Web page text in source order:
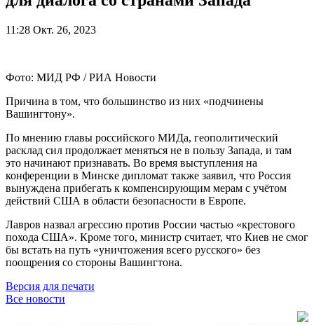
11:28 Окт. 26, 2023
Фото: МИД РФ / РИА Новости
Причина в том, что большинство из них «подчинены
Вашингтону».
По мнению главы российского МИДа, геополитический
расклад сил продолжает меняться не в пользу Запада, и там
это начинают признавать. Во время выступления на
конференции в Минске дипломат также заявил, что Россия
вынуждена прибегать к компенсирующим мерам с учётом
действий США в области безопасности в Европе.
Лавров назвал агрессию против России частью «крестового
похода США». Кроме того, министр считает, что Киев не смог
бы встать на путь «уничтожения всего русского» без
поощрения со стороны Вашингтона.
Версия для печати
Все новости